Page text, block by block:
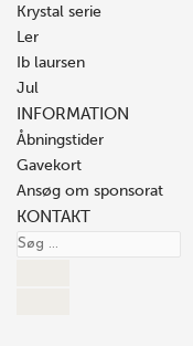
Krystal serie
Ler
Ib laursen
Jul
INFORMATION
Åbningstider
Gavekort
Ansøg om sponsorat
KONTAKT